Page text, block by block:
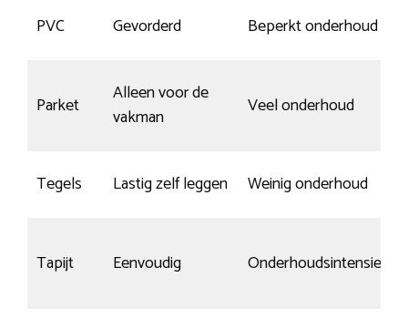
PVC Gevorderd Beperkt onderhoud
Parket
Alleen voor de
vakman
Veel onderhoud
Tegels Lastig zelf leggen Weinig onderhoud
Tapijt Eenvoudig Onderhoudsintensief